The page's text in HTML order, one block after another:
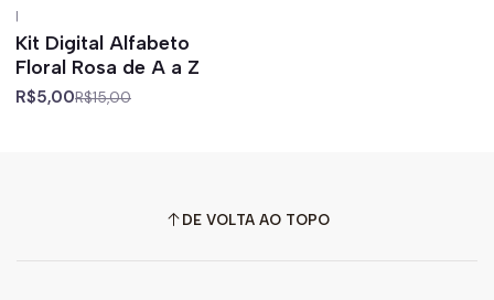
|
Kit Digital Alfabeto
Floral Rosa de A a Z
R$5,00R$15,00
DE VOLTA AO TOPO